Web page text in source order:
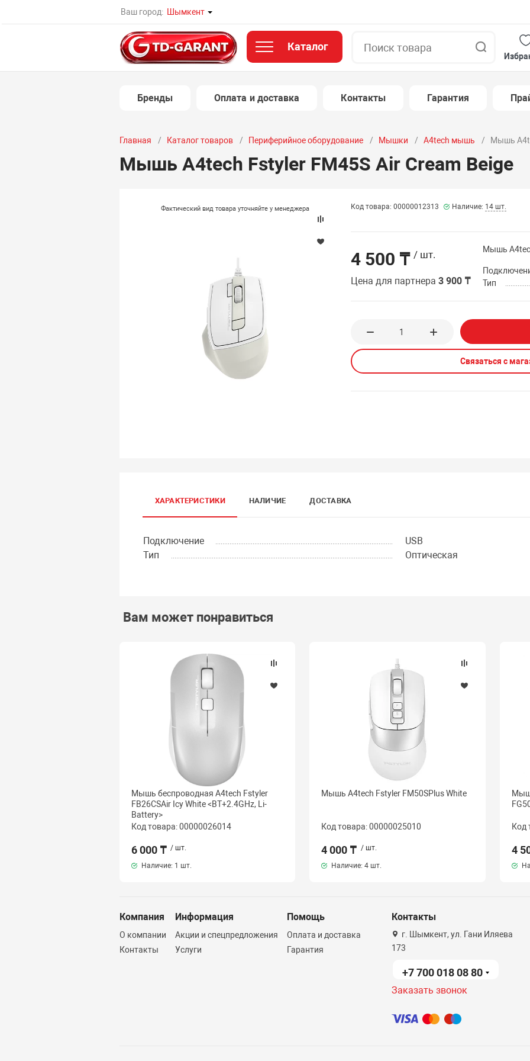
Ваш город: Шымкент
Каталог
Бренды Оплата и доставка Контакты Гарантия
Главная Каталог товаров Периферийное оборудование Мышки A4tech мышь Мышь
Мышь A4tech Fstyler FM45S Air Cream Beige
Фактический вид товара уточняйте у менеджера Код товара: 00000012313 Наличие: 14 шт.
4 500 ₸ / шт.
Цена для партнера3 900 ₸
Мышь
Тип
Связаться с
ХАРАКТЕРИСТИКИ НАЛИЧИЕ ДОСТАВКА
Подключение
USB
Тип
Оптическая
Вам может понравиться
Мышь беспроводная A4tech Fstyler
FB26CSAir Icy White <BT+2.4GHz, Li-
Battery>
Код товара: 00000026014
6 000 ₸ / шт.
Наличие: 1 шт.
Мышь A4tech Fstyler FM50SPlus White
Код товара: 00000025010
4 000 ₸ / шт.
Наличие:4 шт.
Код
4
Компания
О компании
Контакты
Информация
Акции и спецпредложения
Услуги
Помощь
Оплата и доставка
Гарантия
Контакты
г. Шымкент, ул. Гани Иляева
173
+7 700 018 08 80
Заказать звонок